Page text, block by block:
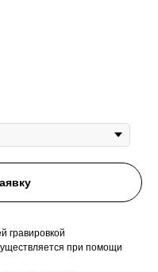
гравировкой
при помощи